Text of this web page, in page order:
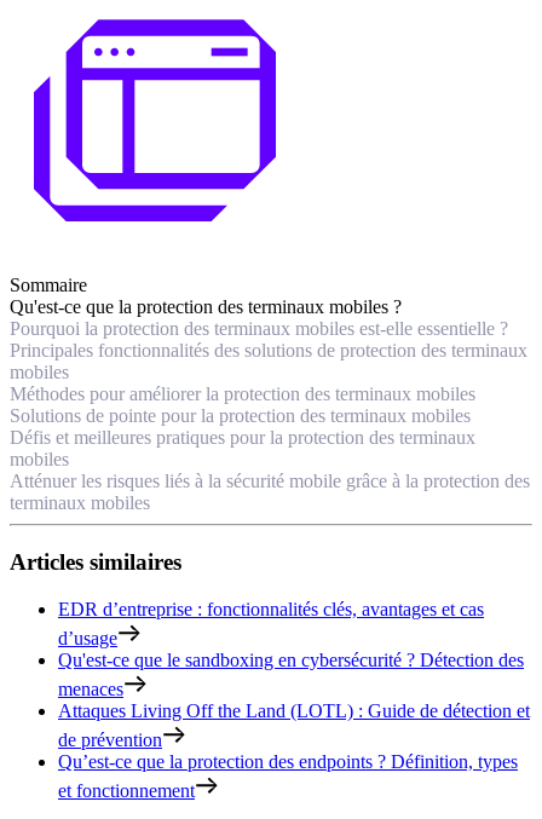
Sommaire
Qu'est-ce que la protection des terminaux mobiles ?
Pourquoi la protection des terminaux mobiles est-elle essentielle ?
Principales fonctionnalités des solutions de protection des terminaux
mobiles
Méthodes pour améliorer la protection des terminaux mobiles
Solutions de pointe pour la protection des terminaux mobiles
Défis et meilleures pratiques pour la protection des terminaux
mobiles
Atténuer les risques liés à la sécurité mobile grâce à la protection des
terminaux mobiles
Articles similaires
EDR d’entreprise : fonctionnalités clés, avantages et cas
d’usage
Qu'est-ce que le sandboxing en cybersécurité ? Détection des
menaces
Attaques Living Off the Land (LOTL) : Guide de détection et
de prévention
Qu’est-ce que la protection des endpoints ? Définition, types
et fonctionnement